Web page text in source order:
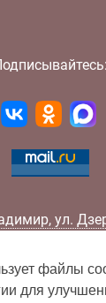
, ул.
+7 (4922)
файлы
для